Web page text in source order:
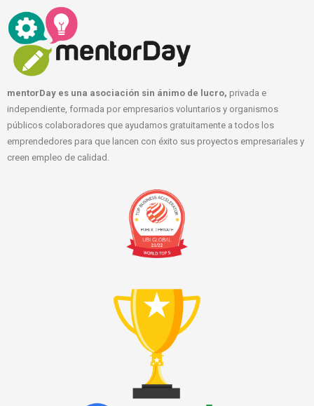
mentorDay es una asociación sin ánimo de lucro, privada e
independiente, formada por empresarios voluntarios y organismos
públicos colaboradores que ayudamos gratuitamente a todos los
emprendedores para que lancen con éxito sus proyectos empresariales y
creen empleo de calidad.